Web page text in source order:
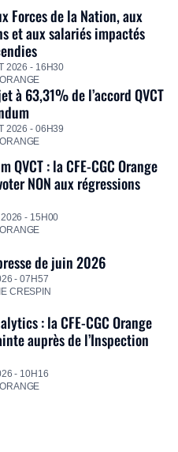
le Groupe mobilise
de proposer un diagnostic
pour faire face aux
Forces de la Nation, aux
et aux salariés impactés
2026 - 16H30
à 63,31% de l’accord QVCT
2026 - 06H39
QVCT : la CFE-CGC Orange
NON aux régressions
- 15H00
de juin 2026
- 07H57
CRESPIN
: la CFE-CGC Orange
auprès de l’Inspection
- 10H16